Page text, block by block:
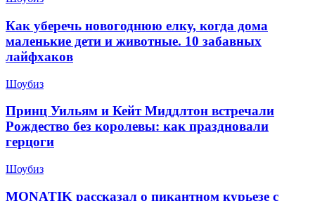
Как уберечь новогоднюю елку, когда дома
маленькие дети и животные. 10 забавных
лайфхаков
Шоубиз
Принц Уильям и Кейт Миддлтон встречали
Рождество без королевы: как праздновали
герцоги
Шоубиз
MONATIK рассказал о пикантном курьезе с